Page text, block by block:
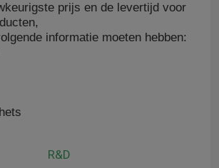
prijs en de levertijd voor
informatie moeten hebben:
R&D